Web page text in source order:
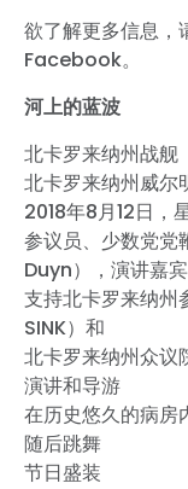
欲了解更多信息，
Facebook。
河上的蓝波
北卡罗来纳州战舰
北卡罗来纳州威尔
2018年8月12日，
参议员、少数党
Duyn），演讲嘉宾
支持北卡罗来纳州
SINK）和
北卡罗来纳州众议
演讲和导游
在历史悠久的病房
随后跳舞
节日盛装